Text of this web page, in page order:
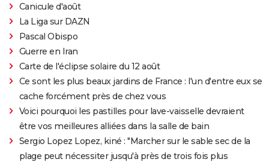
Zodiac : synopsis, casting, bande-annonce, histoire
vraie, streaming...
Black Swan
Fight Club
Psychose
Le Silence des agneaux
Pulp Fiction
Les Dents de la mer
Canicule d'août
La Liga sur DAZN
Pascal Obispo
Guerre en Iran
Carte de l'éclipse solaire du 12 août
Ce sont les plus beaux jardins de France : l'un d'entre eux se
cache forcément près de chez vous
Voici pourquoi les pastilles pour lave-vaisselle devraient
être vos meilleures alliées dans la salle de bain
Sergio Lopez Lopez, kiné : "Marcher sur le sable sec de la
plage peut nécessiter jusqu'à près de trois fois plus